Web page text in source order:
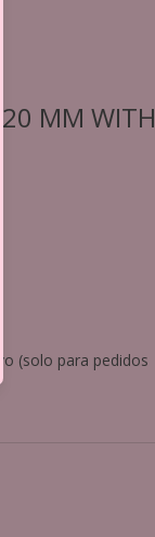
20 MM WITH
(solo para pedidos